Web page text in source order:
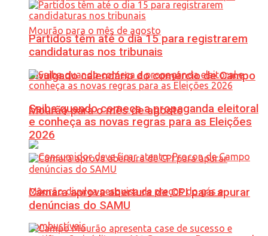
Divulgado calendário do comércio de Campo
Mourão para o mês de agosto
Partidos têm até o dia 15 para registrarem
candidaturas nos tribunais
Saiba quando começa a propaganda eleitoral
e conheça as novas regras para as Eleições
2026
Câmara aprova abertura de CPI para apurar
denúncias do SAMU